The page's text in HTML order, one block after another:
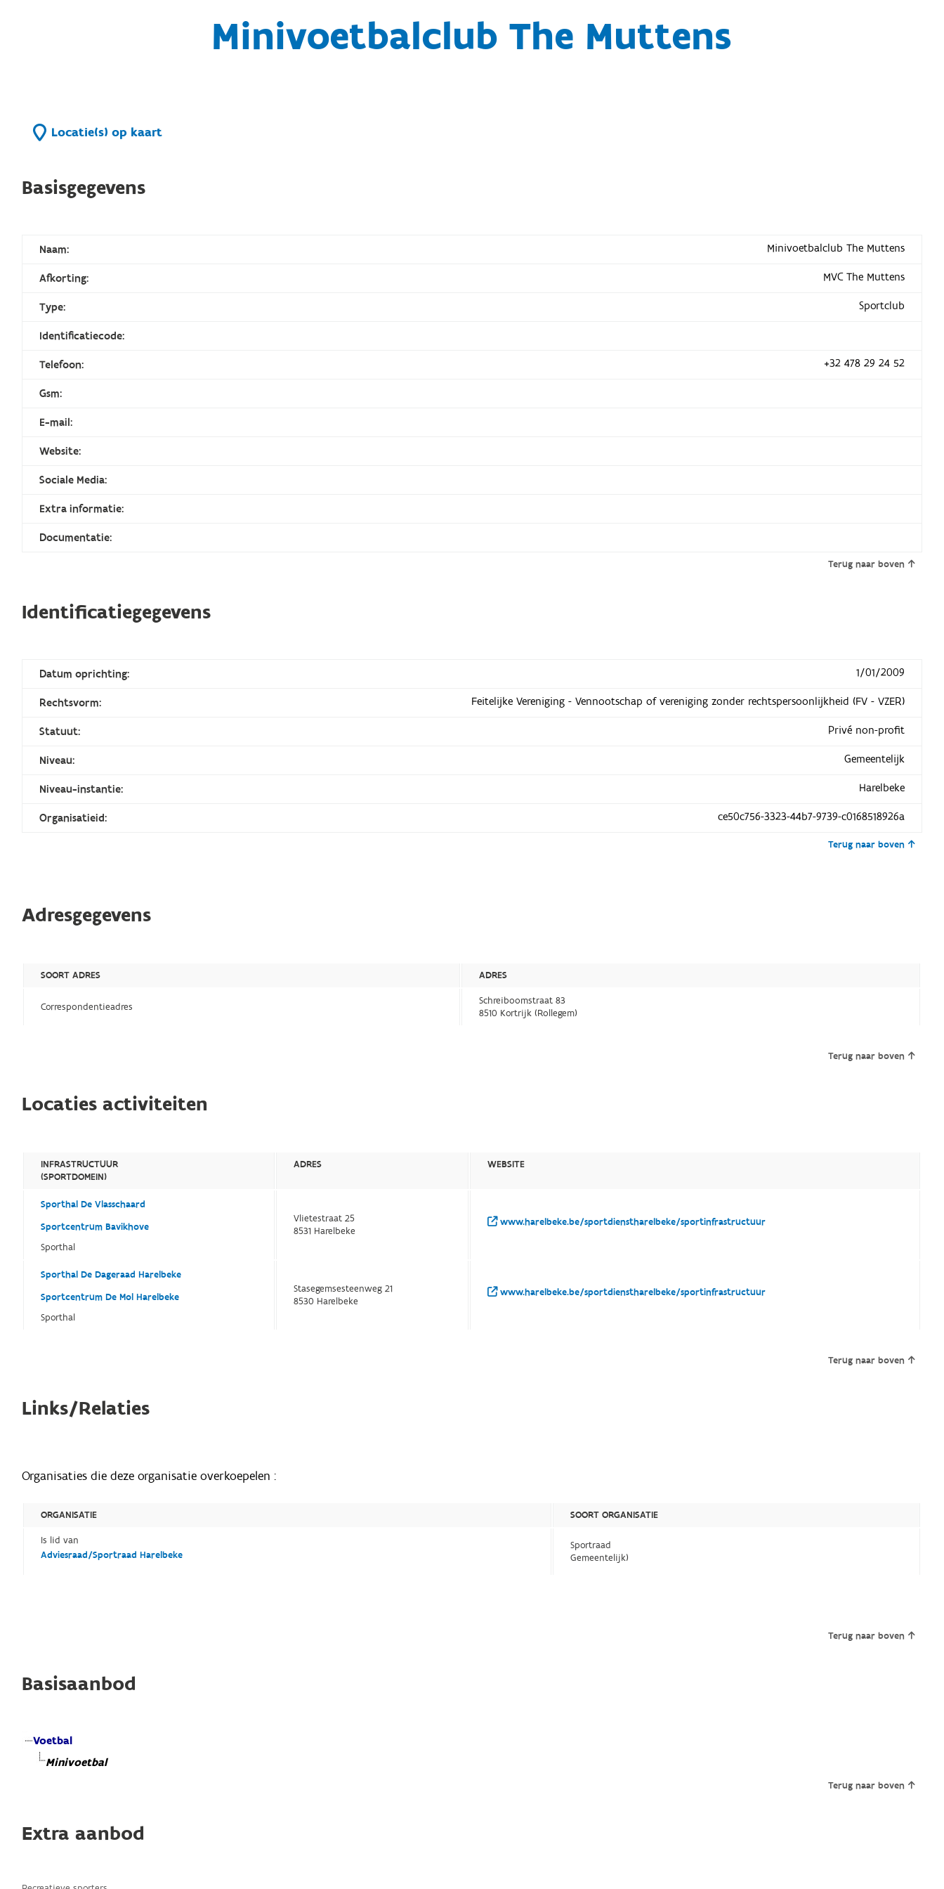
Minivoetbalclub The Muttens
Locatie(s) op kaart
Basisgegevens
Naam: Minivoetbalclub The Muttens
Afkorting: MVC The Muttens
Type: Sportclub
Identificatiecode:
Telefoon: +32 478 29 24 52
Gsm:
E-mail:
Website:
Sociale Media:
Extra informatie:
Documentatie:
Terug naar boven
Identificatiegegevens
Datum oprichting: 1/01/2009
Rechtsvorm: Feitelijke Vereniging - Vennootschap of vereniging zonder rechtspersoonlijkheid (FV - VZER)
Statuut: Privé non-profit
Niveau: Gemeentelijk
Niveau-instantie: Harelbeke
Organisatieid: ce50c756-3323-44b7-9739-c0168518926a
Terug naar boven
Adresgegevens
SOORT ADRES ADRES
Correspondentieadres
Schreiboomstraat 83
8510 Kortrijk (Rollegem)
Terug naar boven
Locaties activiteiten
INFRASTRUCTUUR
(SPORTDOMEIN)
ADRES WEBSITE
Sporthal De Vlasschaard
Sportcentrum Bavikhove
Sporthal
Vlietestraat 25
8531 Harelbeke
www.harelbeke.be/sportdienstharelbeke/sportinfrastructuur
Sporthal De Dageraad Harelbeke
Sportcentrum De Mol Harelbeke
Sporthal
Stasegemsesteenweg 21
8530 Harelbeke
www.harelbeke.be/sportdienstharelbeke/sportinfrastructuur
Terug naar boven
Links/Relaties
Organisaties die deze organisatie overkoepelen :
ORGANISATIE
SOORT ORGANISATIE
Is lid van
Adviesraad/Sportraad Harelbeke
Sportraad
Gemeentelijk)
Terug naar boven
Basisaanbod
Voetbal
Minivoetbal
Terug naar boven
Extra aanbod